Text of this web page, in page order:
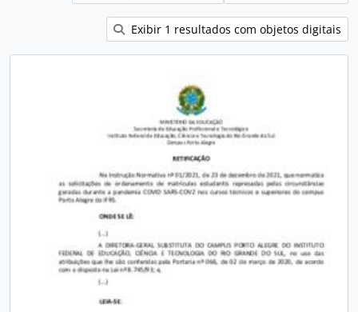
Exibir 1 resultados com objetos digitais